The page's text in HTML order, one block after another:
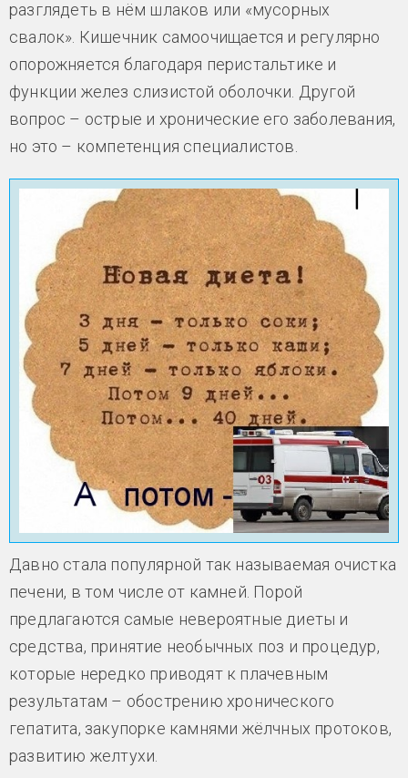
разглядеть в нём шлаков или «мусорных
свалок». Кишечник самоочищается и регулярно
опорожняется благодаря перистальтике и
функции желез слизистой оболочки. Другой
вопрос – острые и хронические его заболевания,
но это – компетенция специалистов.
Давно стала популярной так называемая очистка
печени, в том числе от камней. Порой
предлагаются самые невероятные диеты и
средства, принятие необычных поз и процедур,
которые нередко приводят к плачевным
результатам – обострению хронического
гепатита, закупорке камнями жёлчных протоков,
развитию желтухи.